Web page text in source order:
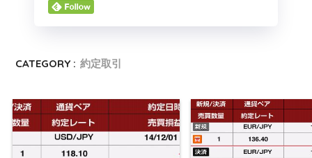
CATEGORY : 約定取引